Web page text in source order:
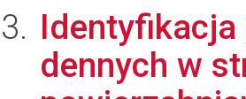
dennych w